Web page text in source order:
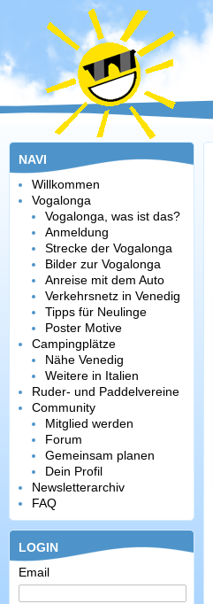
NAVI
Willkommen
Vogalonga
Vogalonga, was ist das?
Anmeldung
Strecke der Vogalonga
Bilder zur Vogalonga
Anreise mit dem Auto
Verkehrsnetz in Venedig
Tipps für Neulinge
Poster Motive
Campingplätze
Nähe Venedig
Weitere in Italien
Ruder- und Paddelvereine
Community
Mitglied werden
Forum
Gemeinsam planen
Dein Profil
Newsletterarchiv
FAQ
LOGIN
Email